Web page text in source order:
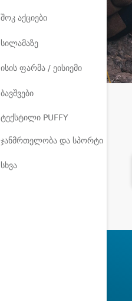
შოკ აქციები
სილამაზე
ისის ფარმა / ეისიემი
ბავშვები
ტექსტილი PUFFY
ჯანმრთელობა და სპორტი
სხვა